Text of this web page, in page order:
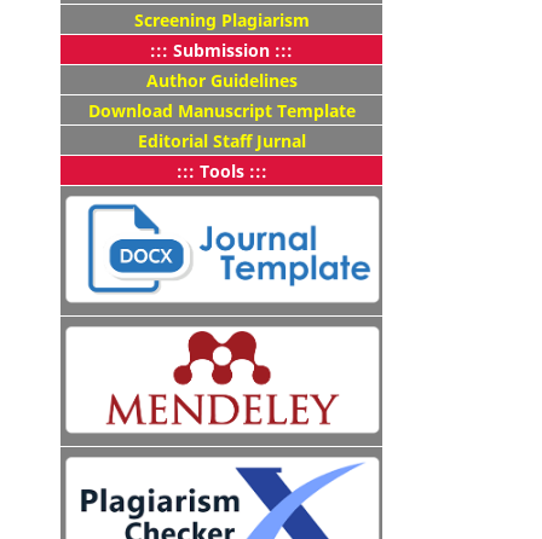
Screening Plagiarism
::: Submission :::
Author Guidelines
Download Manuscript Template
Editorial Staff Jurnal
::: Tools :::